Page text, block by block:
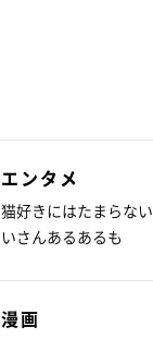
エンタメ
猫好きにはたまらな
いさんあるあるも
漫画